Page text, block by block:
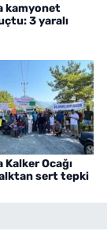
kamyonet
3 yaralı
Ocağı
sert tepki